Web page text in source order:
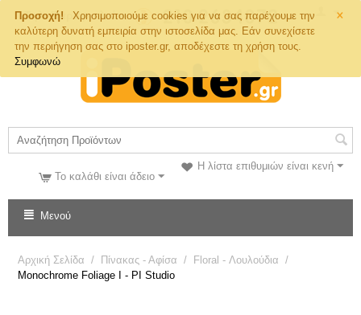
×
Προσοχή!
Χρησιμοποιούμε cookies για να σας παρέχουμε την
καλύτερη δυνατή εμπειρία στην ιστοσελίδα μας. Εάν συνεχίσετε
την περιήγηση σας στο iposter.gr, αποδέχεστε τη χρήση τους.
Συμφωνώ
Τηλ. Παραγγελιών
Η λίστα επιθυμιών είναι κενή
Το καλάθι είναι άδειο
Μενού
Αρχική Σελίδα / Πίνακας - Αφίσα / Floral - Λουλούδια /
Monochrome Foliage I - PI Studio